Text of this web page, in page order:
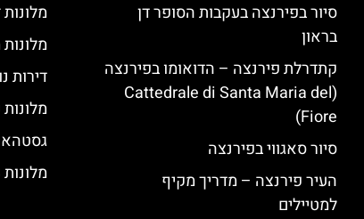
סיור בפירנצה בעקבות הסופר דן
בראון
קתדרלת פירנצה – הדואומו בפירנצה
(Cattedrale di Santa Maria del
Fiore)
סיור סאגווי בפירנצה
העיר פירנצה – מדריך מקיף
למטיילים
דירות
מלונות 3 כוכבים בפירנצה